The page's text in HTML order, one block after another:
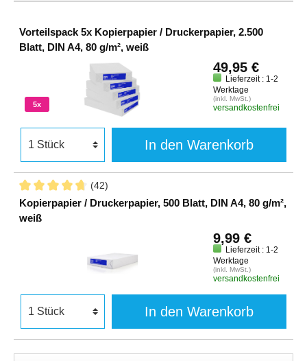
Vorteilspack 5x Kopierpapier / Druckerpapier, 2.500
Blatt, DIN A4, 80 g/m², weiß
5x
49,95 €
Lieferzeit : 1-2
Werktage
(inkl. MwSt.)
versandkostenfrei
In den Warenkorb
(42)
Kopierpapier / Druckerpapier, 500 Blatt, DIN A4, 80 g/m²,
weiß
9,99 €
Lieferzeit : 1-2
Werktage
(inkl. MwSt.)
versandkostenfrei
In den Warenkorb